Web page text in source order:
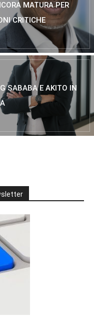
MATURA PER
CRITICHE
SABABA E AKITO IN